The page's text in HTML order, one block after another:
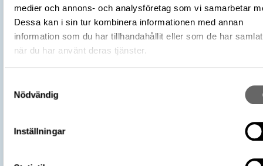
medier och annons- och analysföretag som vi samarbetar
Dessa kan i sin tur kombinera informationen med annan
information som du har tillhandahållit eller som de har
när du har använt deras tjänster.
Nödvändig
Inställningar
Antal
1
Datering
1100 – 1250
Tidsperiod
Tidig medeltid
Föremålsnummer
858377_HST
Omnämns i katalog
Plats: Hemse kyrka, Socken: Hemse